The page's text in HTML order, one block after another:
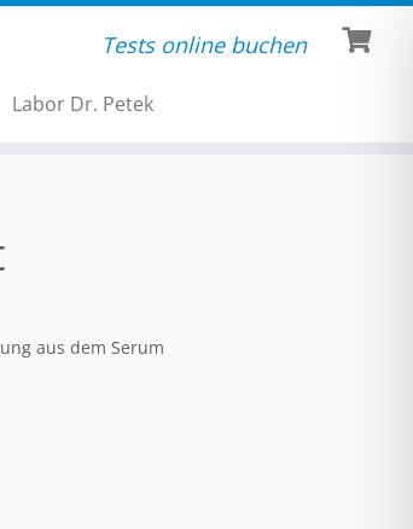
Tests online buchen
Labor Dr. Petek
aus dem Serum